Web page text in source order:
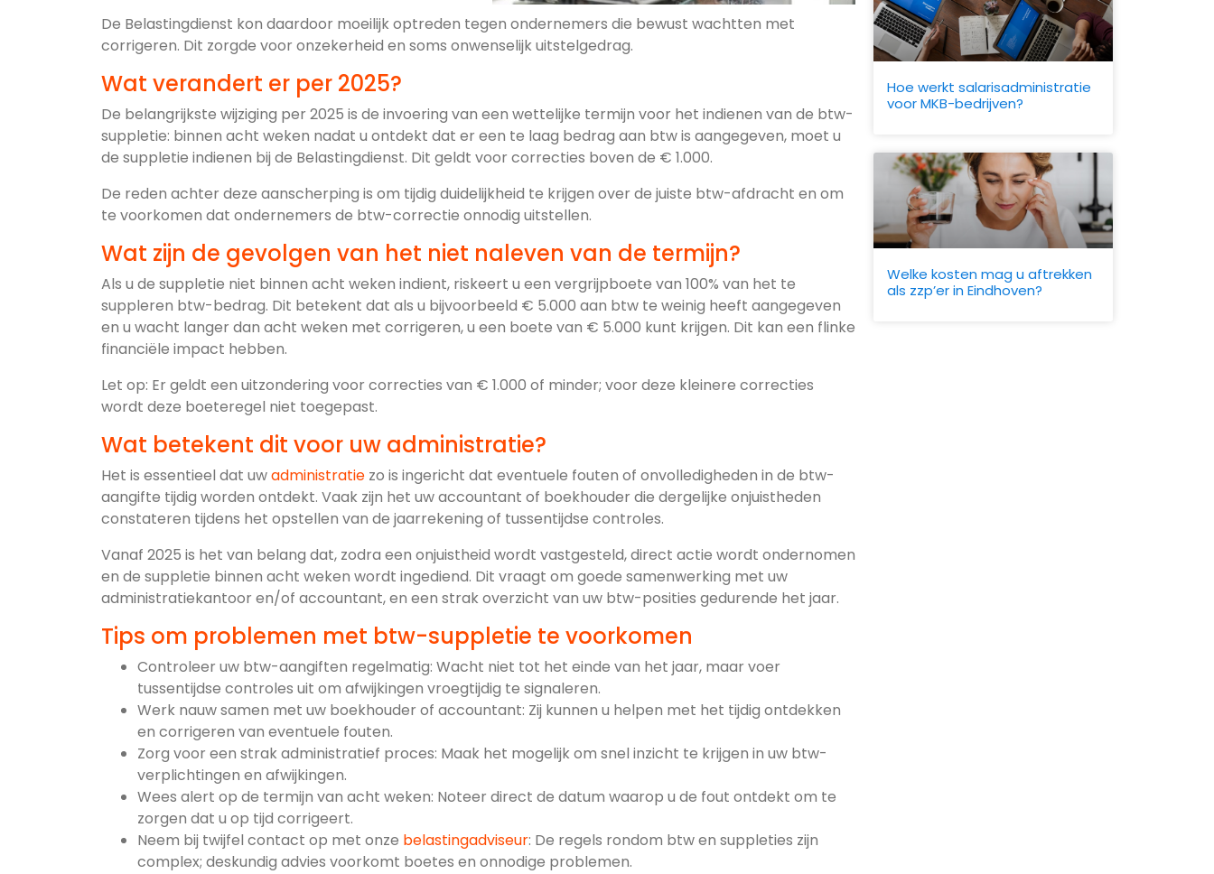
De Belastingdienst kon daardoor moeilijk optreden tegen ondernemers die bewust wachtten met
corrigeren. Dit zorgde voor onzekerheid en soms onwenselijk uitstelgedrag.
Wat verandert er per 2025?
De belangrijkste wijziging per 2025 is de invoering van een wettelijke termijn voor het indienen van de btw-
suppletie: binnen acht weken nadat u ontdekt dat er een te laag bedrag aan btw is aangegeven, moet u
de suppletie indienen bij de Belastingdienst. Dit geldt voor correcties boven de € 1.000.
De reden achter deze aanscherping is om tijdig duidelijkheid te krijgen over de juiste btw-afdracht en om
te voorkomen dat ondernemers de btw-correctie onnodig uitstellen.
Wat zijn de gevolgen van het niet naleven van de termijn?
Als u de suppletie niet binnen acht weken indient, riskeert u een vergrijpboete van 100% van het te
suppleren btw-bedrag. Dit betekent dat als u bijvoorbeeld € 5.000 aan btw te weinig heeft aangegeven
en u wacht langer dan acht weken met corrigeren, u een boete van € 5.000 kunt krijgen. Dit kan een flinke
financiële impact hebben.
Let op: Er geldt een uitzondering voor correcties van € 1.000 of minder; voor deze kleinere correcties
wordt deze boeteregel niet toegepast.
Wat betekent dit voor uw administratie?
Het is essentieel dat uwadministratie zo is ingericht dat eventuele fouten of onvolledigheden in de btw-
aangifte tijdig worden ontdekt. Vaak zijn het uw accountant of boekhouder die dergelijke onjuistheden
constateren tijdens het opstellen van de jaarrekening of tussentijdse controles.
Vanaf 2025 is het van belang dat, zodra een onjuistheid wordt vastgesteld, direct actie wordt ondernomen
en de suppletie binnen acht weken wordt ingediend. Dit vraagt om goede samenwerking met uw
administratiekantoor en/of accountant, en een strak overzicht van uw btw-posities gedurende het jaar.
Tips om problemen met btw-suppletie te voorkomen
Controleer uw btw-aangiften regelmatig: Wacht niet tot het einde van het jaar, maar voer
tussentijdse controles uit om afwijkingen vroegtijdig te signaleren.
Werk nauw samen met uw boekhouder of accountant: Zij kunnen u helpen met het tijdig ontdekken
en corrigeren van eventuele fouten.
Zorg voor een strak administratief proces: Maak het mogelijk om snel inzicht te krijgen in uw btw-
verplichtingen en afwijkingen.
Wees alert op de termijn van acht weken: Noteer direct de datum waarop u de fout ontdekt om te
zorgen dat u op tijd corrigeert.
Neem bij twijfel contact op met onze belastingadviseur: De regels rondom btw en suppleties zijn
complex; deskundig advies voorkomt boetes en onnodige problemen.
Hoe werkt salarisadministratie
voor MKB-bedrijven?
Welke kosten mag u aftrekken
als zzp’er in Eindhoven?